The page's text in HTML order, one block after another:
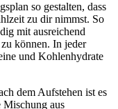
so gestalten, dass
zu dir nimmst. So
mit ausreichend
können. In jeder
und Kohlenhydrate
dem Aufstehen ist es
Mischung aus